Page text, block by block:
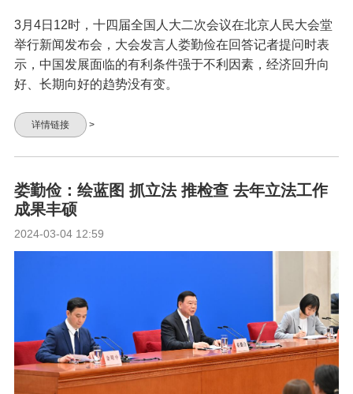
3月4日12时，十四届全国人大二次会议在北京人民大会堂
举行新闻发布会，大会发言人娄勤俭在回答记者提问时表
示，中国发展面临的有利条件强于不利因素，经济回升向
好、长期向好的趋势没有变。
详情链接 >
娄勤俭：绘蓝图 抓立法 推检查 去年立法工作
成果丰硕
2024-03-04 12:59